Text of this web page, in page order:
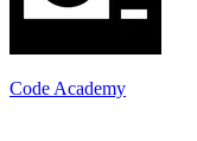
Code Academy